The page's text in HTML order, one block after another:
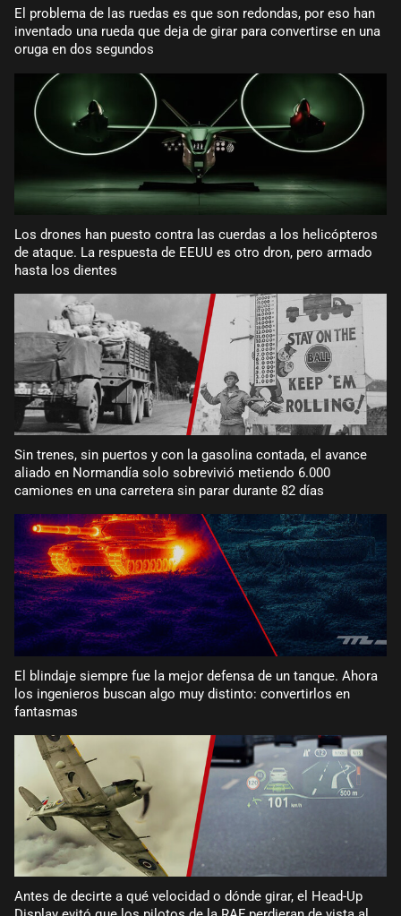
El problema de las ruedas es que son redondas, por eso han
inventado una rueda que deja de girar para convertirse en una
oruga en dos segundos
Los drones han puesto contra las cuerdas a los helicópteros
de ataque. La respuesta de EEUU es otro dron, pero armado
hasta los dientes
Sin trenes, sin puertos y con la gasolina contada, el avance
aliado en Normandía solo sobrevivió metiendo 6.000
camiones en una carretera sin parar durante 82 días
El blindaje siempre fue la mejor defensa de un tanque. Ahora
los ingenieros buscan algo muy distinto: convertirlos en
fantasmas
Antes de decirte a qué velocidad o dónde girar, el Head-Up